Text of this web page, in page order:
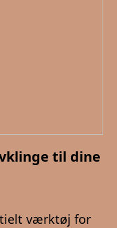
til dine
værktøj for